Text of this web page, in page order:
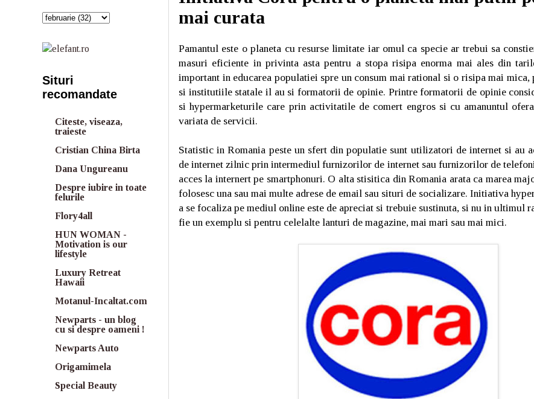
mai curata
Pamantul este o planeta cu resurse limitate iar omul ca specie ar trebui sa
masuri eficiente in privinta asta pentru a stopa risipa enorma mai ales din
important in educarea populatiei spre un consum mai rational si o risipa mai mica,
si institutiile statale il au si formatorii de opinie. Printre formatorii de opinie
si hypermarketurile care prin activitatile de comert engros si cu amanuntul
variata de servicii.
Statistic in Romania peste un sfert din populatie sunt utilizatori de internet si au
de internet zilnic prin intermediul furnizorilor de internet sau furnizorilor de
acces la internert pe smartphonuri. O alta stisitica din Romania arata ca marea
folosesc una sau mai multe adrese de email sau situri de socializare. Initiativa
a se focaliza pe mediul online este de apreciat si trebuie sustinuta, si nu in ultimul
fie un exemplu si pentru celelalte lanturi de magazine, mai mari sau mai mici.
Situri
recomandate
Citeste, viseaza,
traieste
Cristian China Birta
Dana Ungureanu
Despre iubire in toate
felurile
Flory4all
HUN WOMAN -
Motivation is our
lifestyle
Luxury Retreat
Hawaii
Motanul-Incaltat.com
Newparts - un blog
cu si despre oameni !
Newparts Auto
Origamimela
Special Beauty